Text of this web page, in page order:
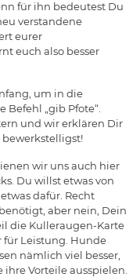
für ihn bedeutest Du
verstandene
eurer
euch also besser
um in die
„gib Pfote“.
und wir erklären Dir
bewerkstelligst!
wir uns auch hier
Du willst etwas von
dafür. Recht
aber nein, Dein
die Kulleraugen-Karte
Leistung. Hunde
nämlich viel besser,
Vorteile ausspielen.